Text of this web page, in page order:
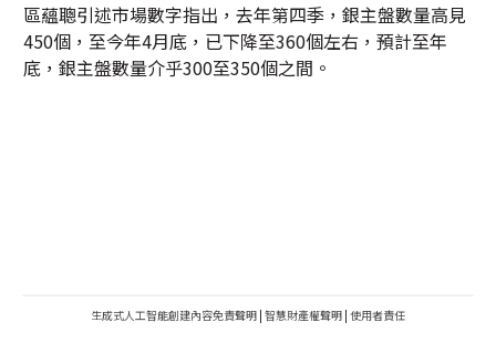
區蘊聰引述市場數字指出，去年第四季，銀主盤數量高見
450個，至今年4月底，已下降至360個左右，預計至年
底，銀主盤數量介乎300至350個之間。
生成式人工智能創建內容免責聲明 | 智慧財產權聲明 | 使用者責任